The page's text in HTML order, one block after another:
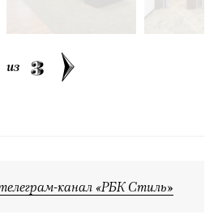
из 3
канал «РБК Стиль»